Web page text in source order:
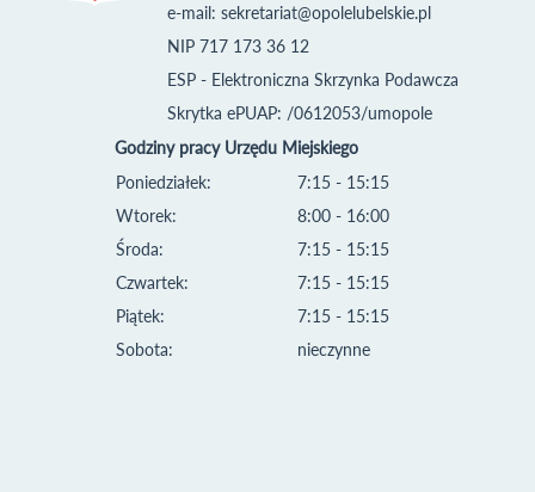
e-mail: sekretariat@opolelubelskie.pl
NIP 717 173 36 12
ESP - Elektroniczna Skrzynka Podawcza
Skrytka ePUAP: /0612053/umopole
Godziny pracy Urzędu Miejskiego
Poniedziałek:
Wtorek:
Środa:
Czwartek:
Piątek:
Sobota:
7:15 - 15:15
8:00 - 16:00
7:15 - 15:15
7:15 - 15:15
7:15 - 15:15
nieczynne